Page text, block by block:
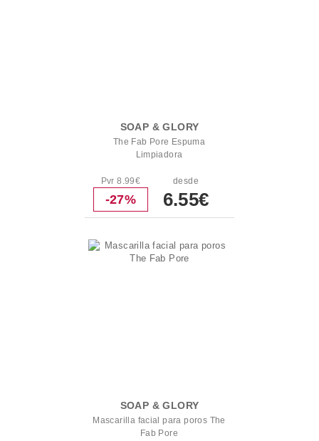
SOAP & GLORY
The Fab Pore Espuma
Limpiadora
Pvr 8.99€
-27%
desde
6.55€
SOAP & GLORY
Mascarilla facial para poros The
Fab Pore